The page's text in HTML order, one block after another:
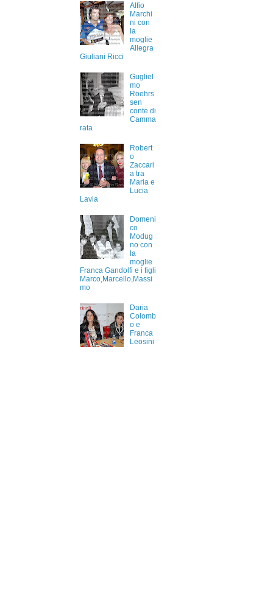
Alfio
Marchi
ni con
la
moglie
Allegra
Giuliani Ricci
Gugliel
mo
Roehrs
sen
conte di
Camma
rata
Robert
o
Zaccari
a tra
Maria e
Lucia
Lavia
Domeni
co
Modug
no con
la
moglie
Franca Gandolfi e i figli
Marco,Marcello,Massi
mo
Daria
Colomb
o e
Franca
Leosini